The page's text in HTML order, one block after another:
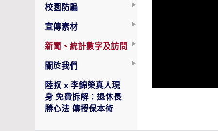
校園防騙
宣傳素材
新聞、統計數字及訪問
關於我們
陸叔 x 李錦榮真人現
身 免費拆解：退休長
勝心法 傳授保本術